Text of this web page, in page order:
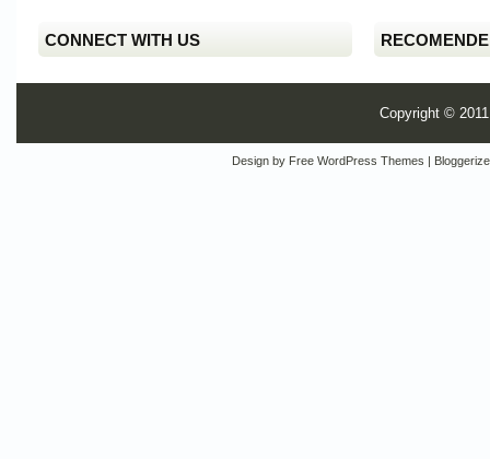
CONNECT WITH US
Copyright ©
Design by Free WordPress Themes |